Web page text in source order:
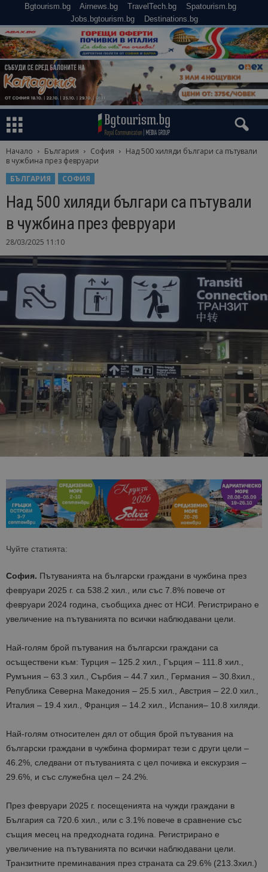
Bgtourism.bg Airnews.bg TravelTech.bg
Spatourism.bg
Jobs.bgtourism.bg
Destinations.bg
Начало България София
Над 500 хиляди българи са пътували
в чужбина през февруари
БЪЛГАРИЯ
СОФИЯ
Над 500 хиляди българи са пътували
в чужбина през февруари
28/03/2025 11:10
Чуйте статията:
София. Пътуванията на български граждани в чужбина през
февруари 2025 г. са 538.2 хил., или със 7.8% повече от
февруари 2024 година, съобщиха днес от НСИ. Регистрирано е
увеличение на пътуванията по всички наблюдавани цели.
Най-голям брой пътувания на български граждани са
осъществени към: Турция – 125.2 хил., Гърция – 111.8 хил.,
Румъния – 63.3 хил., Сърбия – 44.7 хил., Германия – 30.8хил.,
Република Северна Македония – 25.5 хил., Австрия – 22.0 хил.,
Италия – 19.4 хил., Франция – 14.2 хил., Испания– 10.8 хиляди.
Най-голям относителен дял от общия брой пътувания на
български граждани в чужбина формират тези с други цели –
46.2%, следвани от пътуванията с цел почивка и екскурзия –
29.6%, и със служебна цел – 24.2%.
През февруари 2025 г. посещенията на чужди граждани в
България са 720.6 хил., или с 3.1% повече в сравнение със
същия месец на предходната година. Регистрирано е
увеличение на пътуванията по всички наблюдавани цели.
Транзитните преминавания през страната са 29.6% (213.3хил.)